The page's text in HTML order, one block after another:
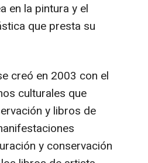
en la pintura y el
que presta su
creó en 2003 con el
culturales que
y libros de
y conservación